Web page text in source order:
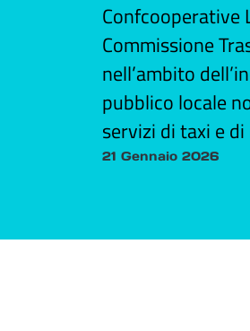
Confcooperative
Commissione
nell’ambito
pubblico locale
servizi di taxi e
21 Gennaio 2026